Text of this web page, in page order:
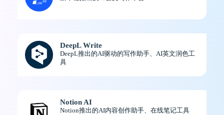
DeepL Write
DeepL推出的AI驱动的写作助手、AI英文润色工
具
Notion AI
Notion推出的AI内容创作助手、在线笔记工具